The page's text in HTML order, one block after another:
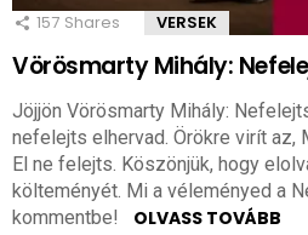
157 Shares VERSEK
Vörösmarty Mihály:
Jöjjön Vörösmarty Mihály:
nefelejts elhervad. Örökre virít az,
El ne felejts. Köszönjük, hogy
költeményét. Mi a véleményed a
kommentbe! OLVASS TOVÁBB